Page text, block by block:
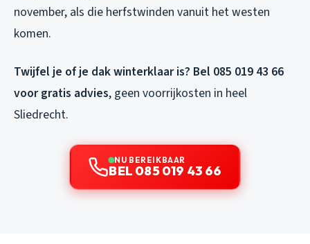
november, als die herfstwinden vanuit het westen
komen.
Twijfel je of je dak winterklaar is? Bel 085 019 43 66
voor gratis advies, geen voorrijkosten in heel
Sliedrecht.
NU BEREIKBAAR
BEL 085 019 43 66